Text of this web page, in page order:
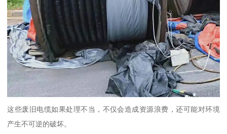
这些废旧电缆如果处理不当，不仅会造成资源浪费，还可能对环境
产生不可逆的破坏。